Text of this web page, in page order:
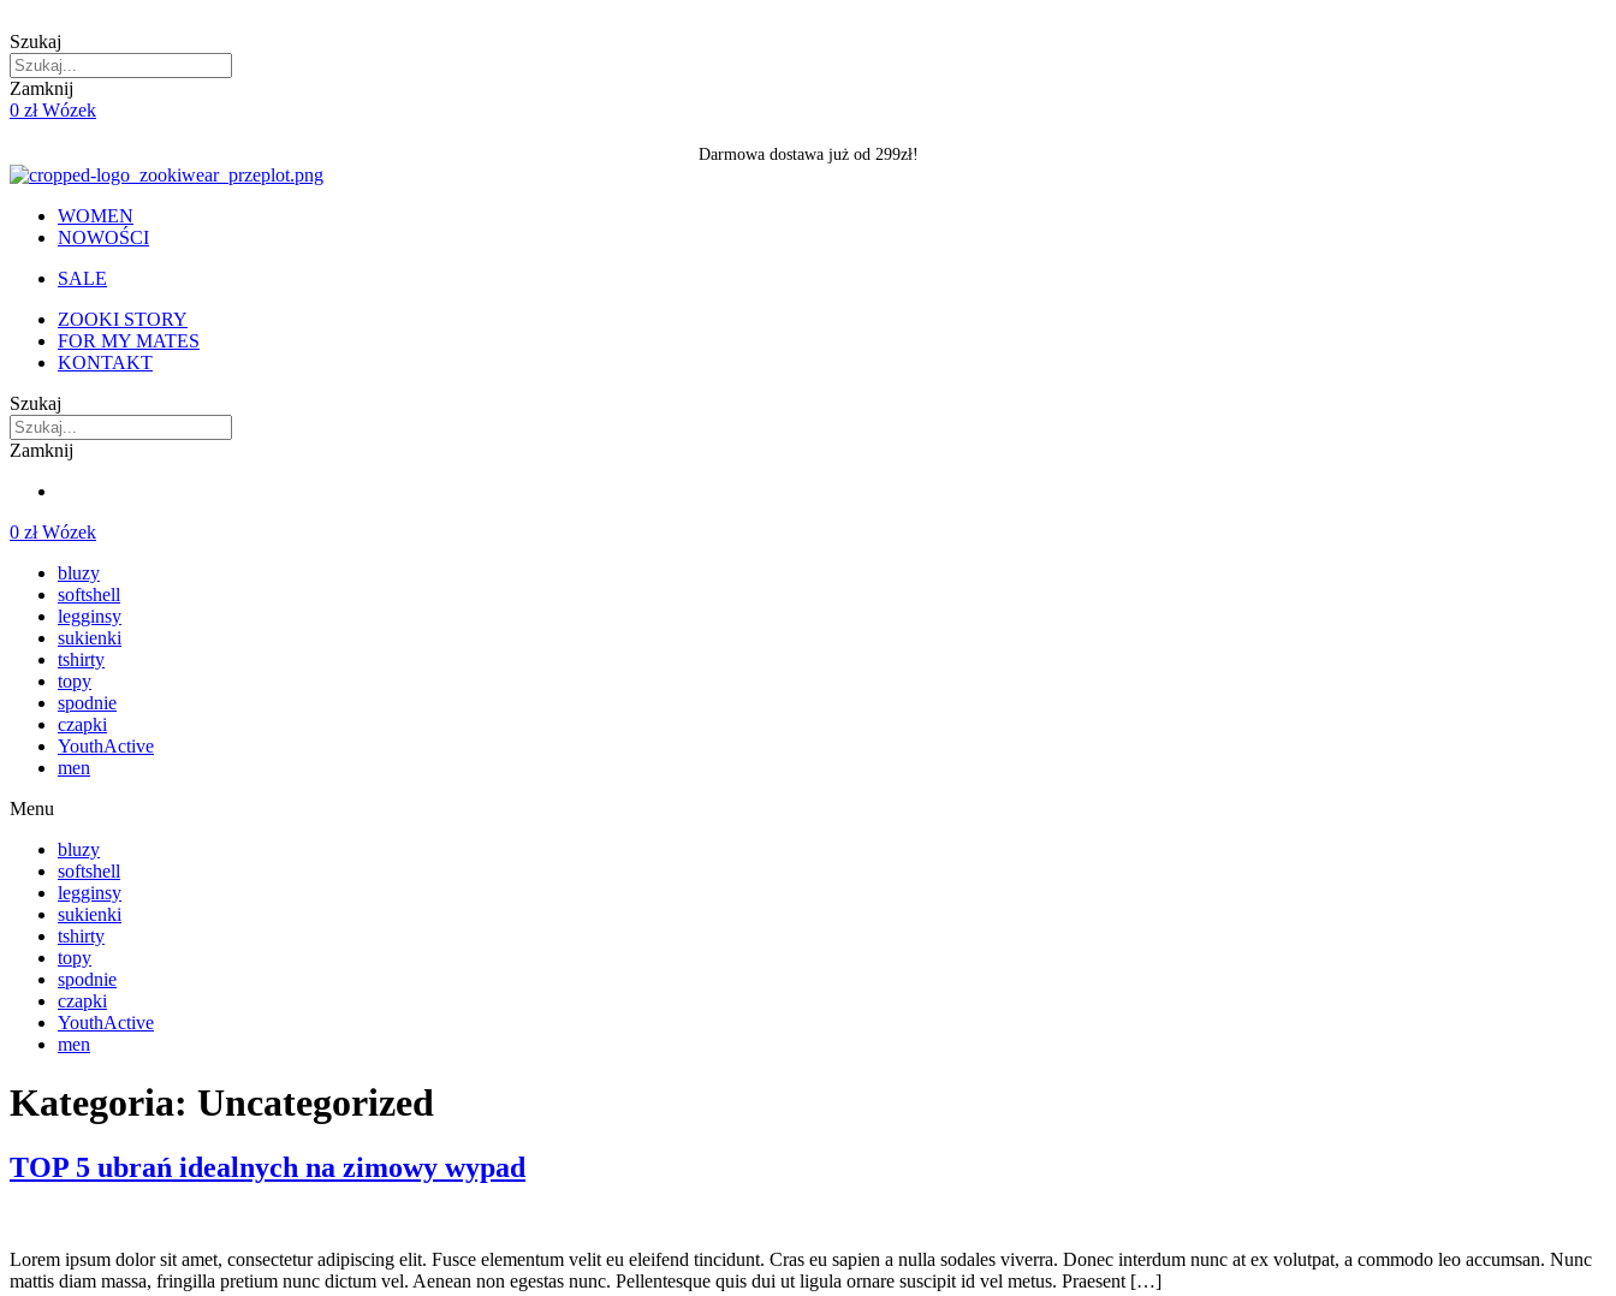
to
content
Szukaj
Zamknij
0 zł Wózek
Darmowa dostawa już od 299zł!
WOMEN
NOWOŚCI
SALE
ZOOKI STORY
FOR MY MATES
KONTAKT
Szukaj
Zamknij
0 zł Wózek
bluzy
softshell
legginsy
sukienki
tshirty
topy
spodnie
czapki
YouthActive
men
Menu
bluzy
softshell
legginsy
sukienki
tshirty
topy
spodnie
czapki
YouthActive
men
Kategoria: Uncategorized
TOP 5 ubrań idealnych na zimowy wypad
Lorem ipsum dolor sit amet, consectetur adipiscing elit. Fusce elementum velit eu eleifend tincidunt. Cras eu sapien a nulla sodales viverra. Donec interdum nunc at ex volutpat, a commodo leo accumsan. Nunc
mattis diam massa, fringilla pretium nunc dictum vel. Aenean non egestas nunc. Pellentesque quis dui ut ligula ornare suscipit id vel metus. Praesent […]